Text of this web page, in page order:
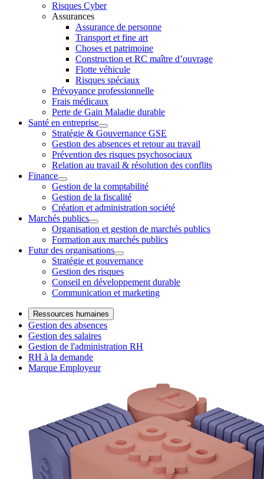
Risques Cyber
Assurances
Assurance de personne
Transport et fine art
Choses et patrimoine
Construction et RC maître d’ouvrage
Flotte véhicule
Risques spéciaux
Prévoyance professionnelle
Frais médicaux
Perte de Gain Maladie durable
Santé en entreprise
Stratégie & Gouvernance GSE
Gestion des absences et retour au travail
Prévention des risques psychosociaux
Relation au travail & résolution des conflits
Finance
Gestion de la comptabilité
Gestion de la fiscalité
Création et administration société
Marchés publics
Organisation et gestion de marchés publics
Formation aux marchés publics
Futur des organisations
Stratégie et gouvernance
Gestion des risques
Conseil en développement durable
Communication et marketing
Ressources humaines
Gestion des absences
Gestion des salaires
Gestion de l'administration RH
RH à la demande
Marque Employeur